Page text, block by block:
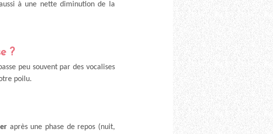
à une nette diminution de la
?
peu souvent par des vocalises
poilu.
après une phase de repos (nuit,